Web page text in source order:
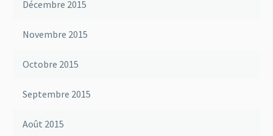
Décembre 2015
Novembre 2015
Octobre 2015
Septembre 2015
Août 2015